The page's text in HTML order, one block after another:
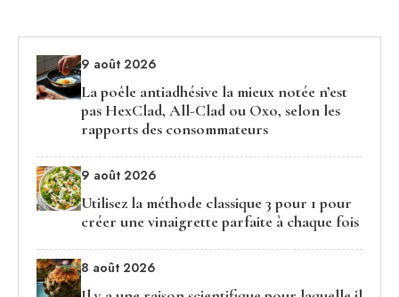
9 août 2026
La poêle antiadhésive la mieux notée n’est
pas HexClad, All-Clad ou Oxo, selon les
rapports des consommateurs
9 août 2026
Utilisez la méthode classique 3 pour 1 pour
créer une vinaigrette parfaite à chaque fois
8 août 2026